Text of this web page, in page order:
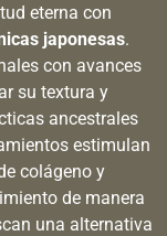
eterna con
japonesas.
con avances
su textura y
ancestrales
estimulan
colágeno y
de manera
una alternativa